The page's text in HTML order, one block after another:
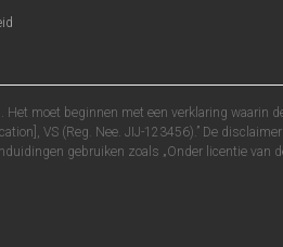
moet beginnen met een verklaring
VS (Reg. Nee. JIJ-123456).” De
gebruiken zoals „Onder licentie van